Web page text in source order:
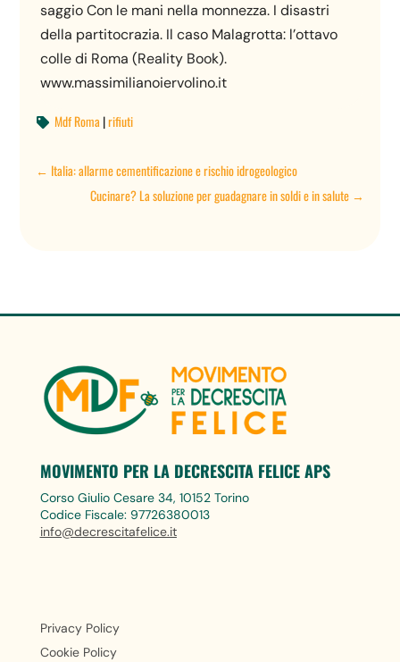
saggio Con le mani nella monnezza. I disastri
della partitocrazia. Il caso Malagrotta: l’ottavo
colle di Roma (Reality Book).
www.massimilianoiervolino.it
 Mdf Roma|rifiuti
← Italia: allarme cementificazione e rischio idrogeologico
Cucinare? La soluzione per guadagnare in soldi e in salute→
MOVIMENTO PER LA DECRESCITA FELICE APS
Corso Giulio Cesare 34, 10152 Torino
Codice Fiscale: 97726380013
info@decrescitafelice.it
Privacy Policy
Cookie Policy